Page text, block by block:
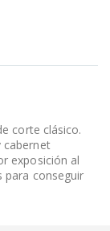
corte clásico.
cabernet
exposición al
para conseguir